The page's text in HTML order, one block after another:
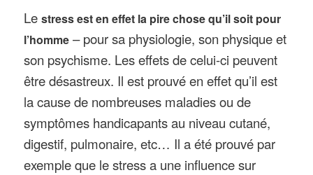
Lestress est en effet la pire chose qu’il soit pour
l’homme – pour sa physiologie, son physique et
son psychisme. Les effets de celui-ci peuvent
être désastreux. Il est prouvé en effet qu’il est
la cause de nombreuses maladies ou de
symptômes handicapants au niveau cutané,
digestif, pulmonaire, etc… Il a été prouvé par
exemple que le stress a une influence sur